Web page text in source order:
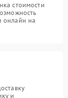
стоимости
онлайн на
и